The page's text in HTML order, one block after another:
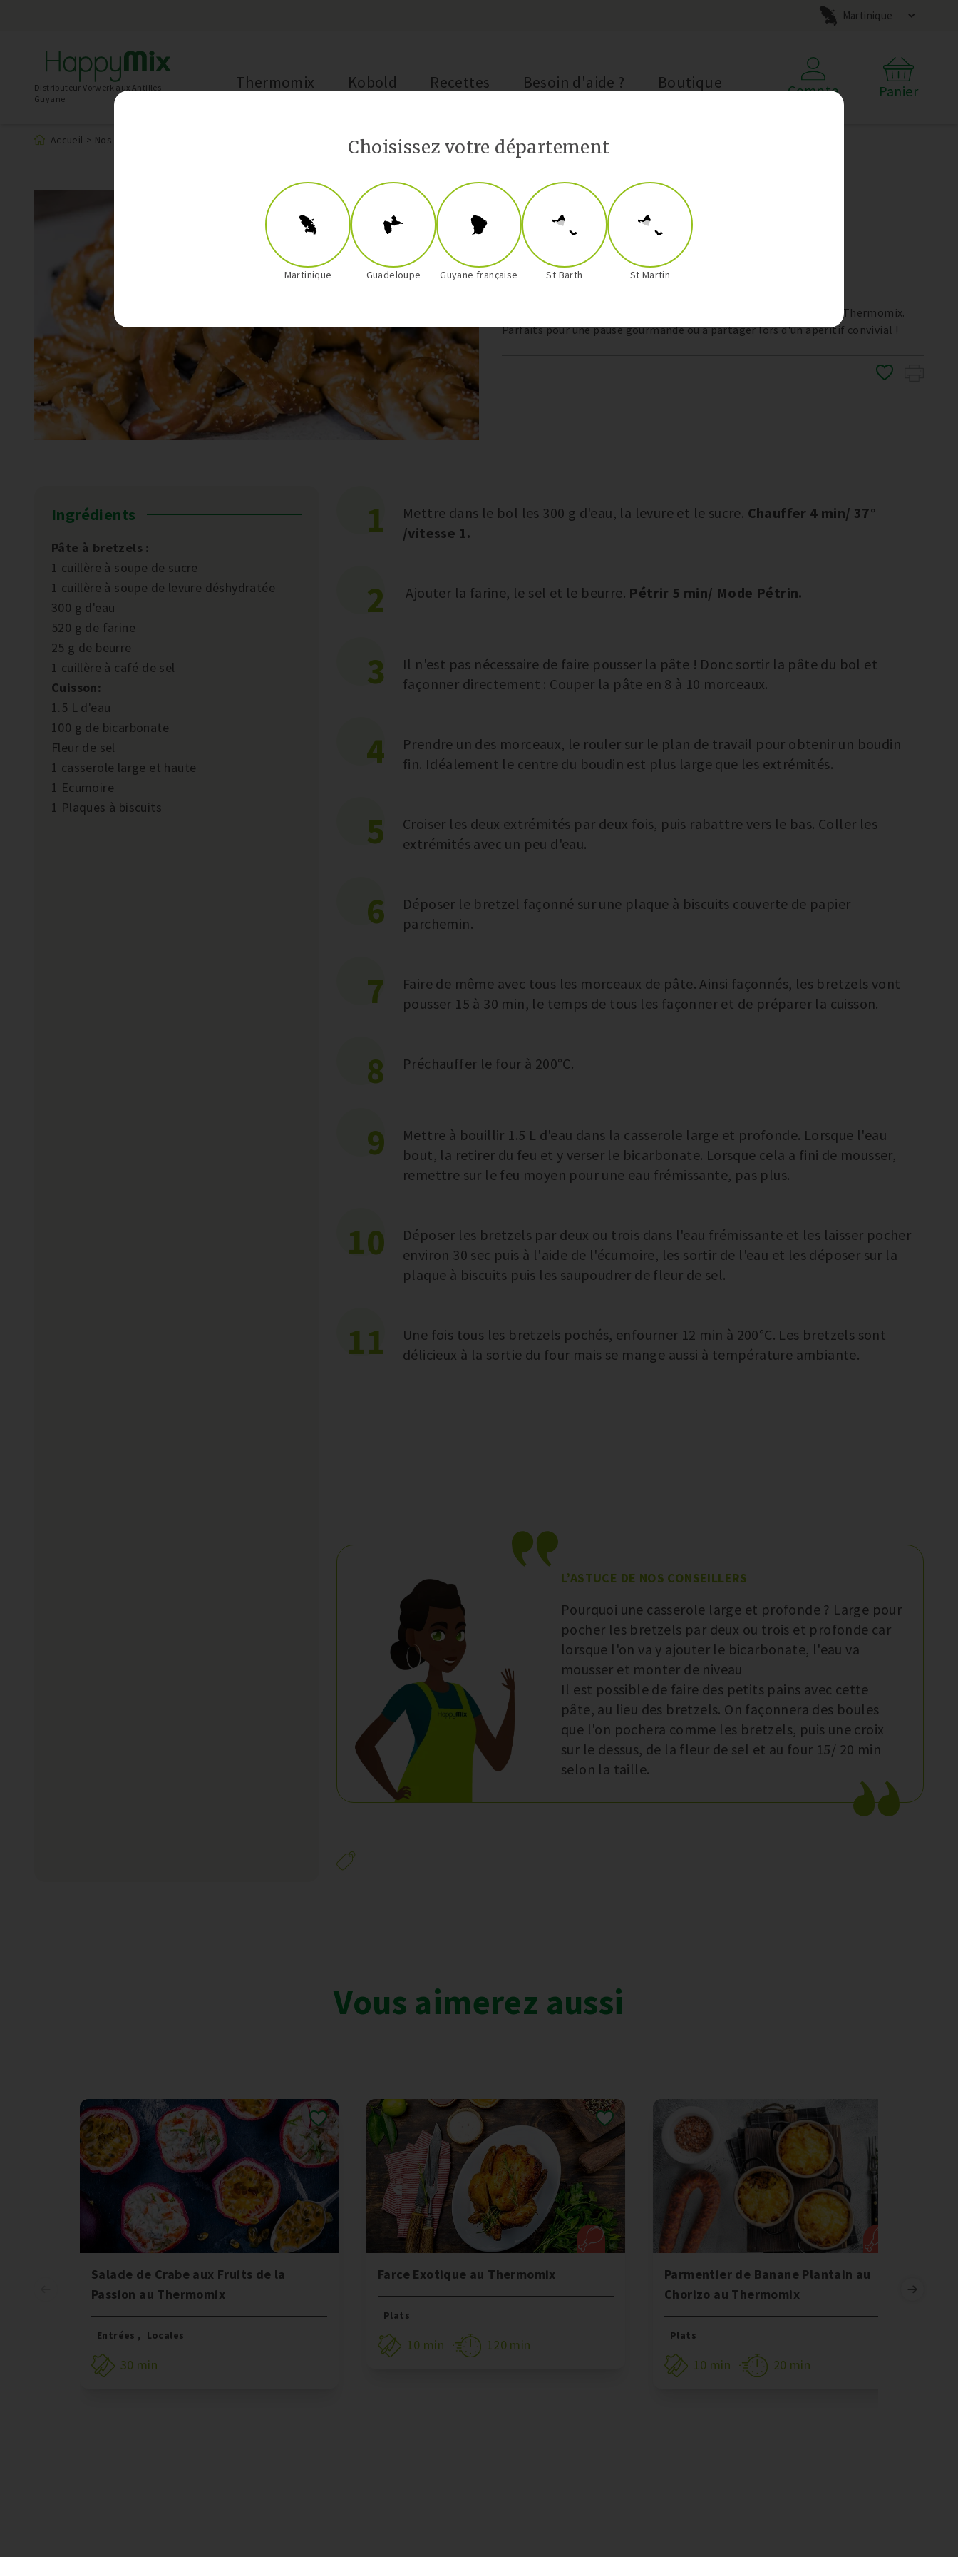
Martinique
Distributeur Vorwerk aux Antilles-
Guyane
Thermomix Kobold Recettes Besoin d'aide ? Boutique Compte Panier
Accueil > Nos recettes
Bretzels au Thermomix
Des bretzels délicieusement dorés, préparés avec facilité grâce au Thermomix.
Parfaits pour une pause gourmande ou à partager lors d'un apéritif convivial !
Ingrédients
Pâte à bretzels :
1 cuillère à soupe de sucre
1 cuillère à soupe de levure déshydratée
300 g d'eau
520 g de farine
25 g de beurre
1 cuillère à café de sel
Cuisson:
1.5 L d'eau
100 g de bicarbonate
Fleur de sel
1 casserole large et haute
1 Ecumoire
1 Plaques à biscuits
1 Mettre dans le bol les 300 g d'eau, la levure et le sucre. Chauffer 4 min/ 37°
/vitesse 1.
2 Ajouter la farine, le sel et le beurre. Pétrir 5 min/ Mode Pétrin.
3
Il n'est pas nécessaire de faire pousser la pâte ! Donc sortir la pâte du bol et
façonner directement : Couper la pâte en 8 à 10 morceaux.
4
Prendre un des morceaux, le rouler sur le plan de travail pour obtenir un boudin
fin. Idéalement le centre du boudin est plus large que les extrémités.
5
Croiser les deux extrémités par deux fois, puis rabattre vers le bas. Coller les
extrémités avec un peu d'eau.
6
Déposer le bretzel façonné sur une plaque à biscuits couverte de papier
parchemin.
7
Faire de même avec tous les morceaux de pâte. Ainsi façonnés, les bretzels vont
pousser 15 à 30 min, le temps de tous les façonner et de préparer la cuisson.
8 Préchauffer le four à 200°C.
9
Mettre à bouillir 1.5 L d'eau dans la casserole large et profonde. Lorsque l'eau
bout, la retirer du feu et y verser le bicarbonate. Lorsque cela a fini de mousser,
remettre sur le feu moyen pour une eau frémissante, pas plus.
10
Déposer les bretzels par deux ou trois dans l'eau frémissante et les laisser pocher
environ 30 sec puis à l'aide de l'écumoire, les sortir de l'eau et les déposer sur la
plaque à biscuits puis les saupoudrer de fleur de sel.
11
Une fois tous les bretzels pochés, enfourner 12 min à 200°C. Les bretzels sont
délicieux à la sortie du four mais se mange aussi à température ambiante.
L’ASTUCE DE NOS CONSEILLERS
Pourquoi une casserole large et profonde ? Large pour
pocher les bretzels par deux ou trois et profonde car
lorsque l'on va y ajouter le bicarbonate, l'eau va
mousser et monter de niveau
Il est possible de faire des petits pains avec cette
pâte, au lieu des bretzels. On façonnera des boules
que l'on pochera comme les bretzels, puis une croix
sur le dessus, de la fleur de sel et au four 15/ 20 min
selon la taille.
Vous aimerez aussi
Salade de Crabe aux Fruits de la
Passion au Thermomix
Entrées , Locales
30 min
Farce Exotique au Thermomix
Plats
10 min 120 min
Parmentier de Banane Plantain au
Chorizo au Thermomix
Plats
10 min 20 min
Choisissez votre département
Martinique Guadeloupe Guyane française St Barth St Martin